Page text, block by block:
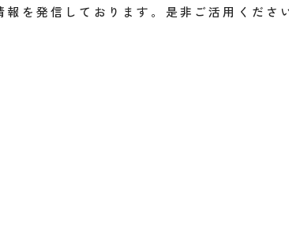
報を発信しております。是非ご活用くださ